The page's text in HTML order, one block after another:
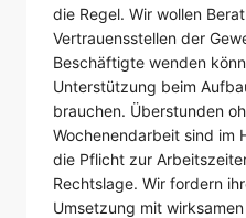
die Regel. Wir wollen
Vertrauensstellen der
Beschäftigte wenden
Unterstützung beim
brauchen. Überstunden
Wochenendarbeit sind im
die Pflicht zur
Rechtslage. Wir fordern
Umsetzung mit